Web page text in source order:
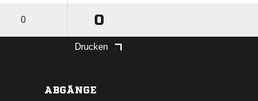
0 0
Drucken
ABGÄNGE